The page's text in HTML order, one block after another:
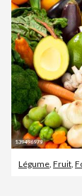
Légume Fruit